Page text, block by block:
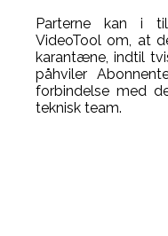
Parterne kan i
VideoTool om, at
karantæne, indtil
påhviler
forbindelse med
teknisk team.